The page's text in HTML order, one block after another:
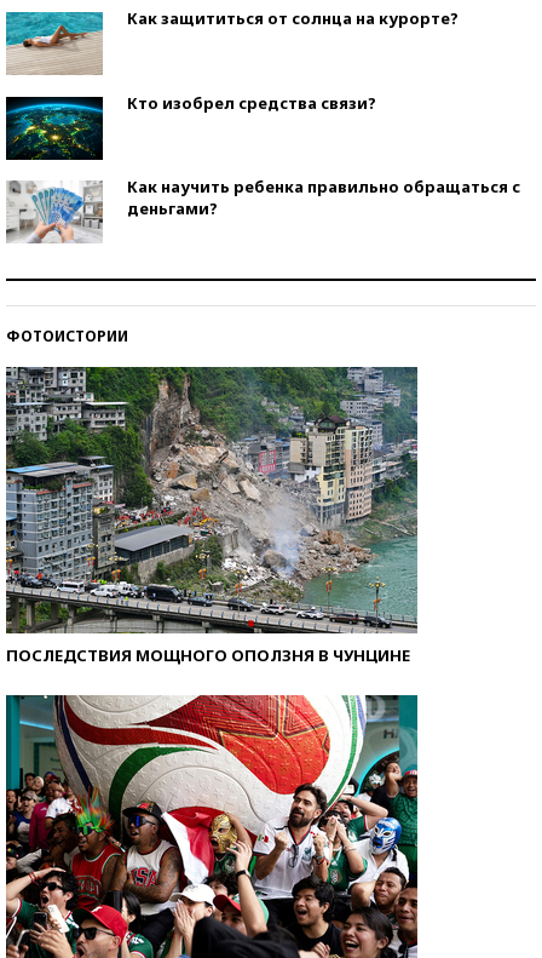
Как защититься от солнца на курорте?
Кто изобрел средства связи?
Как научить ребенка правильно обращаться с
деньгами?
ФОТОИСТОРИИ
ПОСЛЕДСТВИЯ МОЩНОГО ОПОЛЗНЯ В ЧУНЦИНЕ